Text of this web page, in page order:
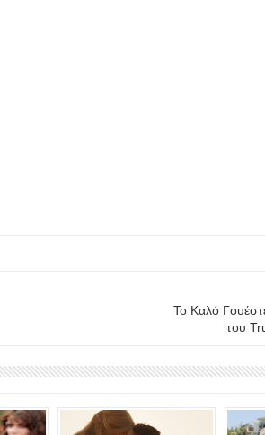
Το Καλό
του